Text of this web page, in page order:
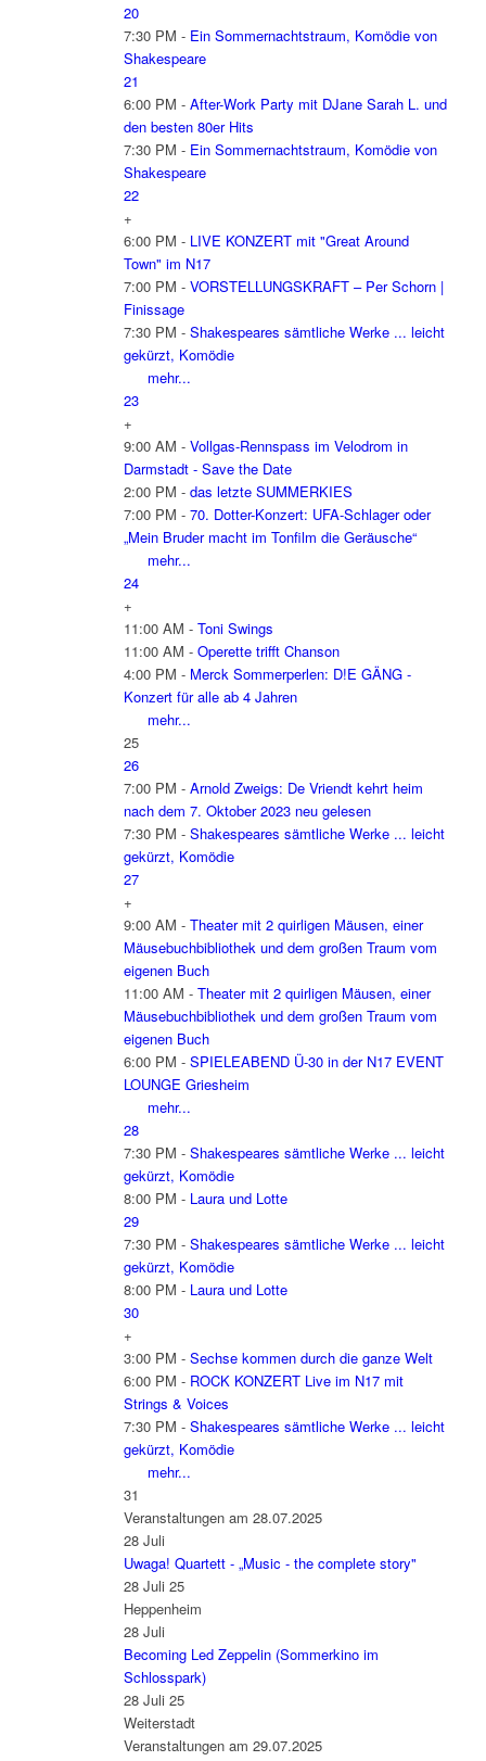
20
7:30 PM - Ein Sommernachtstraum, Komödie von
Shakespeare
21
6:00 PM - After-Work Party mit DJane Sarah L. und
den besten 80er Hits
7:30 PM - Ein Sommernachtstraum, Komödie von
Shakespeare
22
+
6:00 PM - LIVE KONZERT mit "Great Around
Town" im N17
7:00 PM - VORSTELLUNGSKRAFT – Per Schorn |
Finissage
7:30 PM - Shakespeares sämtliche Werke ... leicht
gekürzt, Komödie
mehr...
23
+
9:00 AM - Vollgas-Rennspass im Velodrom in
Darmstadt - Save the Date
2:00 PM - das letzte SUMMERKIES
7:00 PM - 70. Dotter-Konzert: UFA-Schlager oder
„Mein Bruder macht im Tonfilm die Geräusche“
mehr...
24
+
11:00 AM - Toni Swings
11:00 AM - Operette trifft Chanson
4:00 PM - Merck Sommerperlen: D!E GÄNG -
Konzert für alle ab 4 Jahren
mehr...
25
26
7:00 PM - Arnold Zweigs: De Vriendt kehrt heim
nach dem 7. Oktober 2023 neu gelesen
7:30 PM - Shakespeares sämtliche Werke ... leicht
gekürzt, Komödie
27
+
9:00 AM - Theater mit 2 quirligen Mäusen, einer
Mäusebuchbibliothek und dem großen Traum vom
eigenen Buch
11:00 AM - Theater mit 2 quirligen Mäusen, einer
Mäusebuchbibliothek und dem großen Traum vom
eigenen Buch
6:00 PM - SPIELEABEND Ü-30 in der N17 EVENT
LOUNGE Griesheim
mehr...
28
7:30 PM - Shakespeares sämtliche Werke ... leicht
gekürzt, Komödie
8:00 PM - Laura und Lotte
29
7:30 PM - Shakespeares sämtliche Werke ... leicht
gekürzt, Komödie
8:00 PM - Laura und Lotte
30
+
3:00 PM - Sechse kommen durch die ganze Welt
6:00 PM - ROCK KONZERT Live im N17 mit
Strings & Voices
7:30 PM - Shakespeares sämtliche Werke ... leicht
gekürzt, Komödie
mehr...
31
Veranstaltungen am 28.07.2025
28 Juli
Uwaga! Quartett - „Music - the complete story"
28 Juli 25
Heppenheim
28 Juli
Becoming Led Zeppelin (Sommerkino im
Schlosspark)
28 Juli 25
Weiterstadt
Veranstaltungen am 29.07.2025